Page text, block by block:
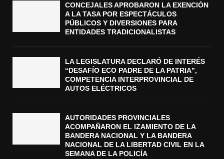
CONCEJALES APROBARON LA EXENCIÓN
A LA TASA POR ESPECTÁCULOS
PÚBLICOS Y DIVERSIONES PARA
ENTIDADES TRADICIONALISTAS
LA LEGISLATURA DECLARÓ DE INTERÉS
“DESAFÍO ECO PADRE DE LA PATRIA”,
COMPETENCIA INTERPROVINCIAL DE
AUTOS ELÉCTRICOS
AUTORIDADES PROVINCIALES
ACOMPAÑARON EL IZAMIENTO DE LA
BANDERA NACIONAL Y LA BANDERA
NACIONAL DE LA LIBERTAD CIVIL EN LA
SEMANA DE LA POLICÍA